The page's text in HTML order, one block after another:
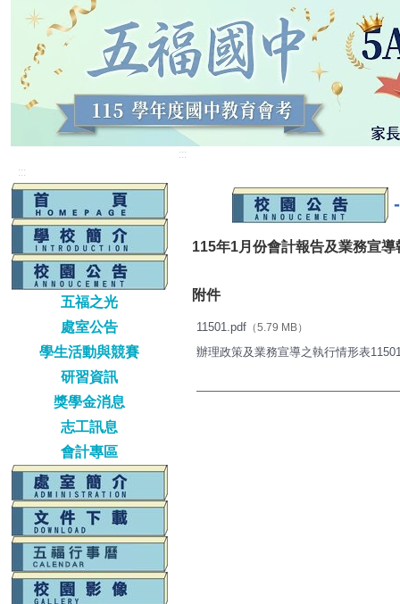
:::
五福之光
處室公告
學生活動與競賽
研習資訊
獎學金消息
志工訊息
會計專區
:::
115年1月份會計報告及業務宣導
附件
11501.pdf （5.79 MB）
辦理政策及業務宣導之執行情形表